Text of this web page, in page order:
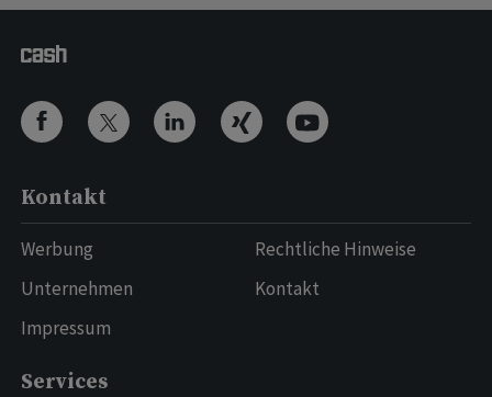
Kontakt
Werbung
Unternehmen
Impressum
Rechtliche Hinweise
Kontakt
Services